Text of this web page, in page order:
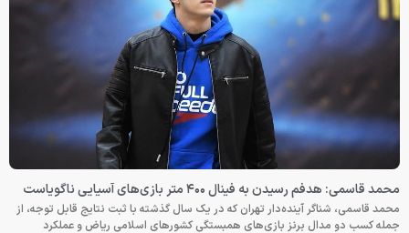
محمد قاسمی: هدفم رسیدن به فینال ۴۰۰ متر بازی‌های آسیایی ناگویاست
محمد قاسمی، شناگر آینده‌دار تهران که در یک سال گذشته با ثبت نتایج قابل توجه، از
جمله کسب دو مدال برنز بازی‌های همبستگی کشورهای اسلامی ریاض و عملکرد